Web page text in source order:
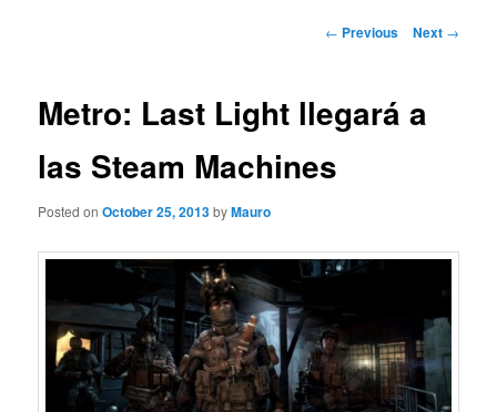
Post
← Previous Next →
Metro: Last Light llegará a
las Steam Machines
Posted onOctober 25, 2013byMauro